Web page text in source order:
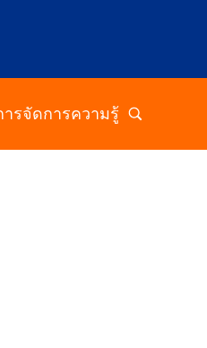
ารจัดการความรู้